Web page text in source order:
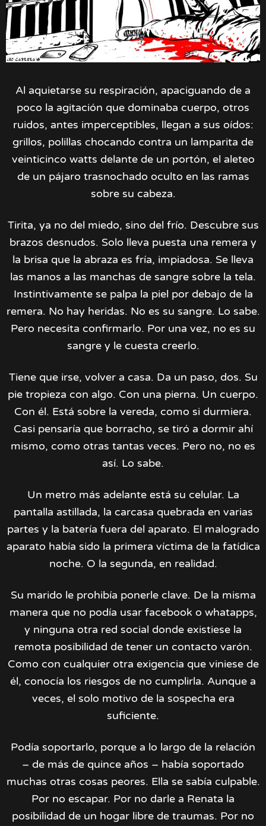
Al aquietarse su respiración, apaciguando de a
poco la agitación que dominaba cuerpo, otros
ruidos, antes imperceptibles, llegan a sus oídos:
grillos, polillas chocando contra un lamparita de
veinticinco watts delante de un portón, el aleteo
de un pájaro trasnochado oculto en las ramas
sobre su cabeza.
Tirita, ya no del miedo, sino del frío. Descubre sus
brazos desnudos. Solo lleva puesta una remera y
la brisa que la abraza es fría, impiadosa. Se lleva
las manos a las manchas de sangre sobre la tela.
Instintivamente se palpa la piel por debajo de la
remera. No hay heridas. No es su sangre. Lo sabe.
Pero necesita confirmarlo. Por una vez, no es su
sangre y le cuesta creerlo.
Tiene que irse, volver a casa. Da un paso, dos. Su
pie tropieza con algo. Con una pierna. Un cuerpo.
Con él. Está sobre la vereda, como si durmiera.
Casi pensaría que borracho, se tiró a dormir ahí
mismo, como otras tantas veces. Pero no, no es
así. Lo sabe.
Un metro más adelante está su celular. La
pantalla astillada, la carcasa quebrada en varias
partes y la batería fuera del aparato. El malogrado
aparato había sido la primera víctima de la fatídica
noche. O la segunda, en realidad.
Su marido le prohibía ponerle clave. De la misma
manera que no podía usar facebook o whatapps,
y ninguna otra red social donde existiese la
remota posibilidad de tener un contacto varón.
Como con cualquier otra exigencia que viniese de
él, conocía los riesgos de no cumplirla. Aunque a
veces, el solo motivo de la sospecha era
suficiente.
Podía soportarlo, porque a lo largo de la relación
– de más de quince años – había soportado
muchas otras cosas peores. Ella se sabía culpable.
Por no escapar. Por no darle a Renata la
posibilidad de un hogar libre de traumas. Por no